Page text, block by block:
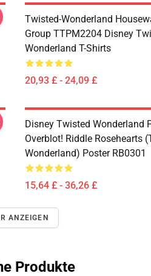
Twisted-Wonderland
Group TTPM2204 Disney
Wonderland T-Shirts
20,93 £ - 24,09 £
Disney Twisted Wonderland
Overblot! Riddle Rosehearts
Wonderland) Poster RB0301
15,64 £ - 36,26 £
ANZEIGEN
Produkte